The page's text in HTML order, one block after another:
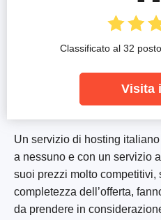
Un servizio di hosting
a nessuno e con un servizio
suoi prezzi molto competitivi,
completezza dell’offerta,
da prendere in
Classificato al 32
Visita